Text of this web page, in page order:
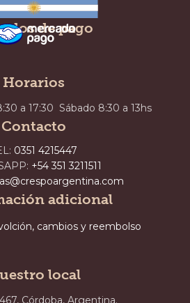
Horarios
a 17:30 Sábado 8:30 a 13hs
Contacto
0351 4215447
+54 351 3211511
adicional
cambios y reembolso
de pago
local
Córdoba, Argentina.